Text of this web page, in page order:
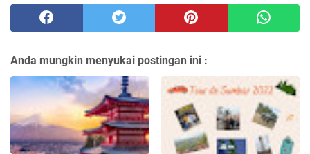
Anda mungkin menyukai postingan ini :